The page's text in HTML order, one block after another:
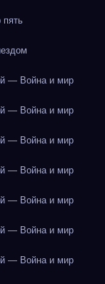
— Война и мир
— Война и мир
— Война и мир
— Война и мир
— Война и мир
— Война и мир
— Война и мир